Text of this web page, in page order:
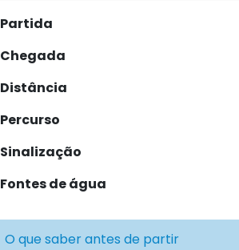
Partida
Chegada
Distância
Percurso
Sinalização
Fontes de água
O que saber antes de partir